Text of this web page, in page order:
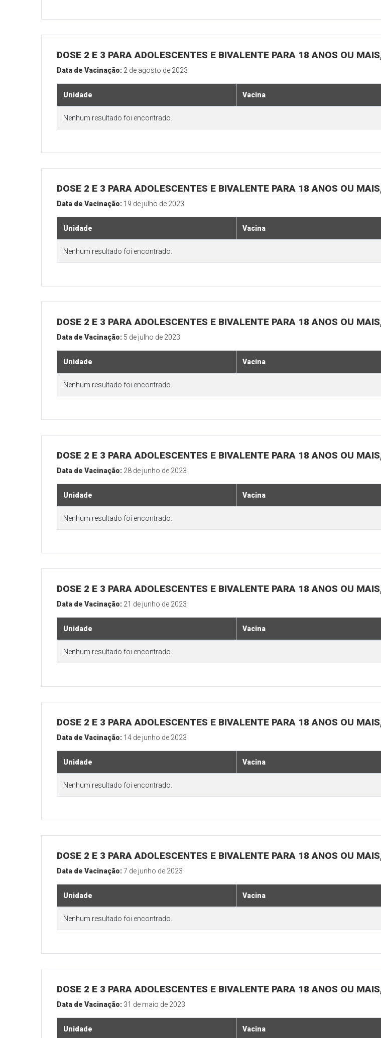
DOSE 2 E 3 PARA ADOLESCENTES E BIVALENTE PARA 18 ANOS OU
Data de Vacinação: 2 de agosto de 2023
Unidade Vacina
Nenhum resultado foi encontrado.
DOSE 2 E 3 PARA ADOLESCENTES E BIVALENTE PARA 18 ANOS OU
Data de Vacinação: 19 de julho de 2023
Unidade Vacina
Nenhum resultado foi encontrado.
DOSE 2 E 3 PARA ADOLESCENTES E BIVALENTE PARA 18 ANOS OU
Data de Vacinação: 5 de julho de 2023
Unidade Vacina
Nenhum resultado foi encontrado.
DOSE 2 E 3 PARA ADOLESCENTES E BIVALENTE PARA 18 ANOS OU
Data de Vacinação: 28 de junho de 2023
Unidade Vacina
Nenhum resultado foi encontrado.
DOSE 2 E 3 PARA ADOLESCENTES E BIVALENTE PARA 18 ANOS OU
Data de Vacinação: 21 de junho de 2023
Unidade Vacina
Nenhum resultado foi encontrado.
DOSE 2 E 3 PARA ADOLESCENTES E BIVALENTE PARA 18 ANOS OU
Data de Vacinação: 14 de junho de 2023
Unidade Vacina
Nenhum resultado foi encontrado.
DOSE 2 E 3 PARA ADOLESCENTES E BIVALENTE PARA 18 ANOS OU
Data de Vacinação:7 de junho de 2023
Unidade Vacina
Nenhum resultado foi encontrado.
DOSE 2 E 3 PARA ADOLESCENTES E BIVALENTE PARA 18 ANOS OU
Data de Vacinação: 31 de maio de 2023
Unidade Vacina